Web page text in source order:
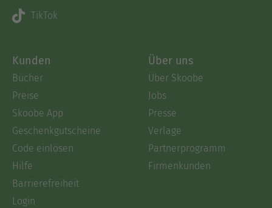
TikTok
Kunden
Bücher
Preise
Skoobe App
Geschenkgutscheine
Code einlösen
Hilfe
Barrierefreiheit
Login
Über uns
Über Skoobe
Jobs
Presse
Verlage
Partnerprogramm
Firmenkunden